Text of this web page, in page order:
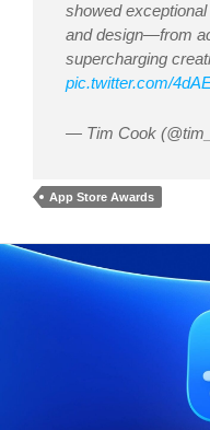
showed
and design—from
supercharging
pic.twitter.com/
— Tim Cook
App Store Awards